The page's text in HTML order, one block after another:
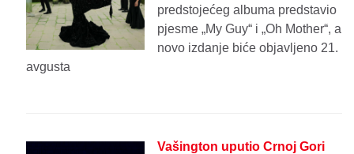
predstojećeg albuma predstavio
pjesme „My Guy“ i „Oh Mother“, a
novo izdanje biće objavljeno 21.
avgusta
Vašington uputio Crnoj Gori